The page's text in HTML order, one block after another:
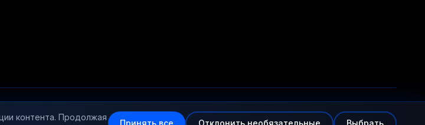
контента. Продолжая
Принять все Отклонить необязательные Выбрать